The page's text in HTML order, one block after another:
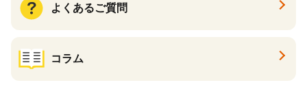
よくあるご質問
コラム